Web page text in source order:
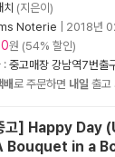
(지은이)
Noterie
2018년
원 (54% 할인)
:중고매장 강남역7번출
배로 주문하면 내일 출고
고] Happy Day
Bouquet in a